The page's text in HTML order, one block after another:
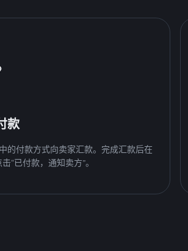
款
的付款方式向卖家汇款。完成汇款后在
“已付款，通知卖方”。